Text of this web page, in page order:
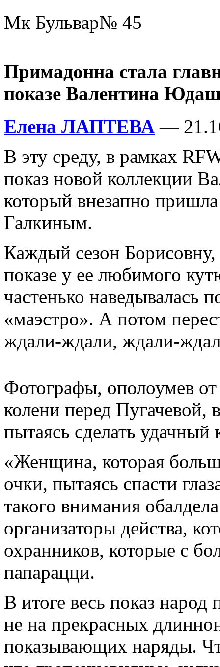
Мк Бульвар№ 45
Примадонна стала
показе Валентина
Елена ЛАПТЕВА —
В эту среду, в рамках
показ новой коллекции
который внезапно
Галкиным.
Каждый сезон
показе у ее любимого
частенько наведывалась
«маэстро». А потом
ждали-ждали, ждали-
Фотографы, ополоумев от
колени перед Пугачевой,
пытаясь сделать удачный
«Женщина, которая
очки, пытаясь спасти
такого внимания
организаторы действа,
охранников, которые с
папарацци.
В итоге весь показ
не на прекрасных
показывающих наряды.